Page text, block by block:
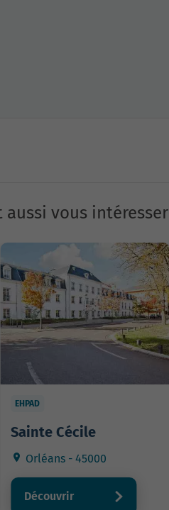
vous intéresser
EHPAD
Sainte Cécile
Orléans - 45000
Découvrir